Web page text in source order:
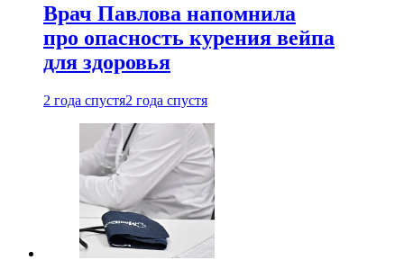
Врач Павлова напомнила
про опасность курения вейпа
для здоровья
2 года спустя2 года спустя